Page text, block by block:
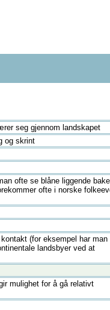
seg gjennom landskapet
og skrint
ofte se blåne liggende
ofte i norske
(for eksempel har man
landsbyer ved at
mulighet for å gå relativt